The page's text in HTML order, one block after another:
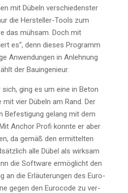
mit Dübeln ver­schie­dens­ter
die Her­stel­ler-Tools zum
das müh­sam. Doch mit
es“, denn die­ses Pro­gramm
Anwen­dun­gen in Anleh­nung
der Bauingenieur.
ging es um eine in Beton
vier Dübeln am Rand. Der
Befes­ti­gung gelang mit dem
Anchor Pro­fi konn­te er aber
da gemäß den ermit­tel­ten
alle Dübel als wirk­sam
die Soft­ware ermög­licht den
an die Erläu­te­run­gen des Euro­
gegen den Euro­code zu ver­